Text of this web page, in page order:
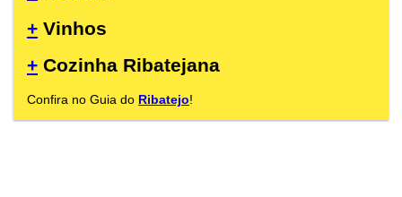
+ Vinhos
+ Cozinha Ribatejana
Confira no Guia do Ribatejo!